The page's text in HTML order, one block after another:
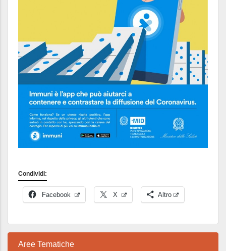
Condividi:
Facebook X Altro
Aree Tematiche